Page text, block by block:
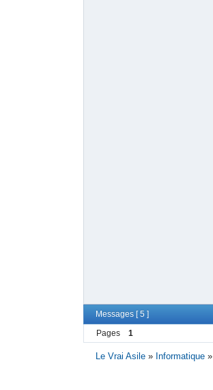
Messages [ 5 ]
Pages
1
Le Vrai Asile » Informatique »